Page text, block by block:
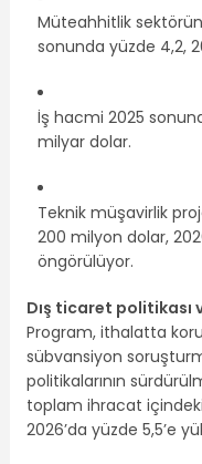
Müteahhitlik
sonunda yüzde 4,2,
İş hacmi 2025
milyar dolar.
Teknik müşavirlik
200 milyon dolar,
öngörülüyor.
Dış ticaret
Program, ithalatta
sübvansiyon
politikalarının
toplam ihracat içindeki
2026’da yüzde 5,5’e